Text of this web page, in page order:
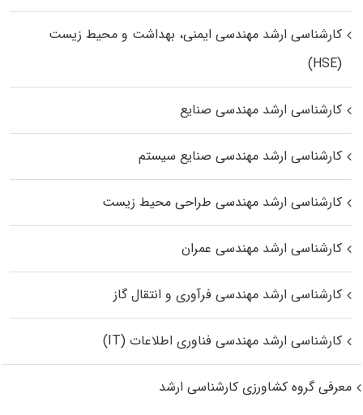
کارشناسی ارشد مهندسی ایمنی، بهداشت و محیط زیست
(HSE)
کارشناسی ارشد مهندسی صنایع
کارشناسی ارشد مهندسی صنایع سیستم
کارشناسی ارشد مهندسی طراحی محیط زیست
کارشناسی ارشد مهندسی عمران
کارشناسی ارشد مهندسی فرآوری و انتقال گاز
کارشناسی ارشد مهندسی فناوری اطلاعات (IT)
معرفی گروه کشاورزی کارشناسی ارشد